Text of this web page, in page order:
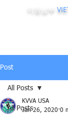
미동남부
Post
All Posts
All Posts
KVVA USA
Jan 26, 2020 0